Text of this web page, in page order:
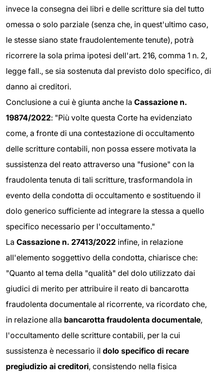
invece la consegna dei libri e delle scritture sia del tutto
omessa o solo parziale (senza che, in quest'ultimo caso,
le stesse siano state fraudolentemente tenute), potrà
ricorrere la sola prima ipotesi dell'art. 216, comma 1 n. 2,
legge fall., se sia sostenuta dal previsto dolo specifico, di
danno ai creditori.
Conclusione a cui è giunta anche la Cassazione n.
19874/2022: "Più volte questa Corte ha evidenziato
come, a fronte di una contestazione di occultamento
delle scritture contabili, non possa essere motivata la
sussistenza del reato attraverso una "fusione" con la
fraudolenta tenuta di tali scritture, trasformandola in
evento della condotta di occultamento e sostituendo il
dolo generico sufficiente ad integrare la stessa a quello
specifico necessario per l'occultamento."
La Cassazione n. 27413/2022 infine, in relazione
all'elemento soggettivo della condotta, chiarisce che:
"Quanto al tema della "qualità" del dolo utilizzato dai
giudici di merito per attribuire il reato di bancarotta
fraudolenta documentale al ricorrente, va ricordato che,
in relazione alla bancarotta fraudolenta documentale,
l'occultamento delle scritture contabili, per la cui
sussistenza è necessario il dolo specifico di recare
pregiudizio ai creditori, consistendo nella fisica